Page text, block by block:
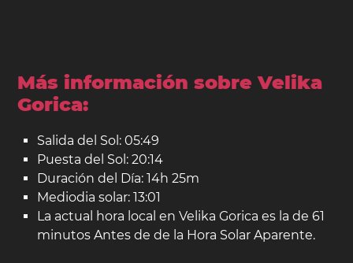
Más información sobre Velika
Gorica:
Salida del Sol: 05:49
Puesta del Sol: 20:14
Duración del Día: 14h 25m
Mediodia solar: 13:01
La actual hora local en Velika Gorica es la de 61
minutos Antes de de la Hora Solar Aparente.